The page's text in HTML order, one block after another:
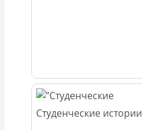
Студенческие истории